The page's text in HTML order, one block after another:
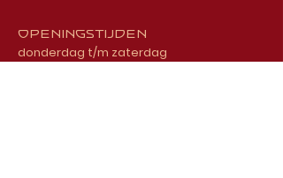
Openingstijden
donderdag t/m zaterdag